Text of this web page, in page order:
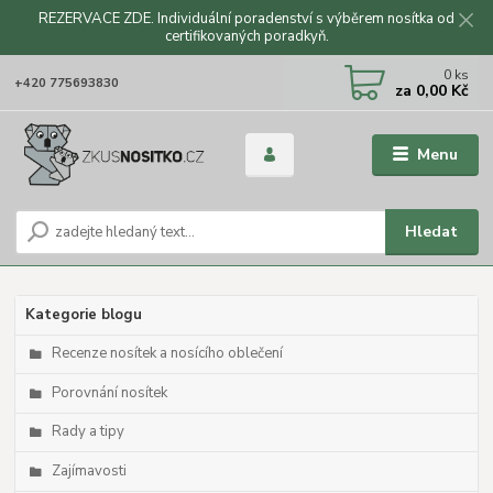
REZERVACE ZDE. Individuální poradenství s výběrem nosítka od
certifikovaných poradkyň.
Menu
Hledat
+420 775693830 0 ks
za 0,00 Kč
Kategorie blogu
Recenze nosítek a nosícího oblečení
Porovnání nosítek
Rady a tipy
Zajímavosti